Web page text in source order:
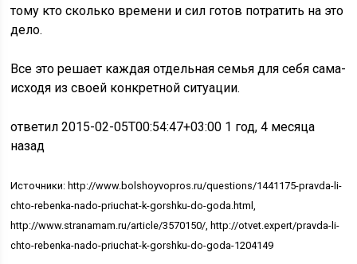
тому кто сколько времени и сил готов потратить на это
дело.
Все это решает каждая отдельная семья для себя сама-
исходя из своей конкретной ситуации.
ответил 2015-02-05T00:54:47+03:00 1 год, 4 месяца
назад
Источники: http://www.bolshoyvopros.ru/questions/1441175-pravda-li-
chto-rebenka-nado-priuchat-k-gorshku-do-goda.html,
http://www.stranamam.ru/article/3570150/, http://otvet.expert/pravda-li-
chto-rebenka-nado-priuchat-k-gorshku-do-goda-1204149